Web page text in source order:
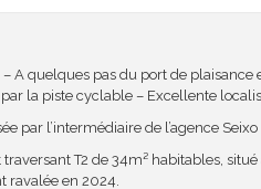
A quelques pas du port de plaisance
la piste cyclable – Excellente
par l’intermédiaire de l’agence
T2 de 34m² habitables,
ravalée en 2024.